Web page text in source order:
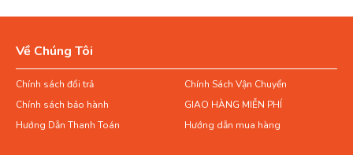
Về Chúng Tôi
Chính sách đổi trả
Chính Sách Vận Chuyển
Chính sách bảo hành
GIAO HÀNG MIỄN PHÍ
Hướng Dẫn Thanh Toán
Hướng dẫn mua hàng